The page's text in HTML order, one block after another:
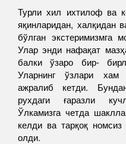
Турли хил ихтилоф ва
яқинларидан, халқидан
бўлган экстеримизмга
Улар энди нафақат
балки ўзаро бир-
Уларнинг ўзлари хам
ажралиб кетди.
рухдаги ғаразли
Ўлкамизга четда
келди ва тарқоқ
олди.